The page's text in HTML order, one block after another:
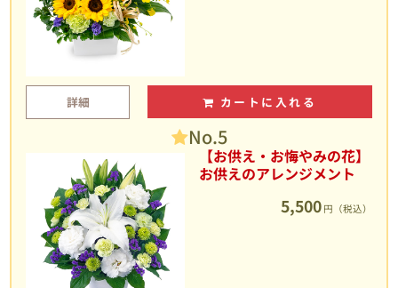
詳細 カートに入れる
No.5
【お供え・お悔やみの花】
お供えのアレンジメント
5,500 円（税込）